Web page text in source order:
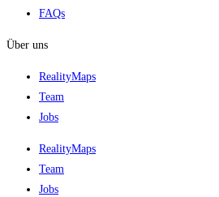
FAQs
Über uns
RealityMaps
Team
Jobs
RealityMaps
Team
Jobs